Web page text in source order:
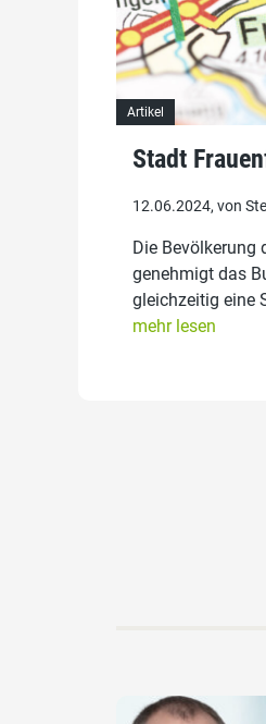
Artikel
Stadt
12.06.2024, von
Die Bevölkerung
genehmigt das
gleichzeitig eine
mehr lesen